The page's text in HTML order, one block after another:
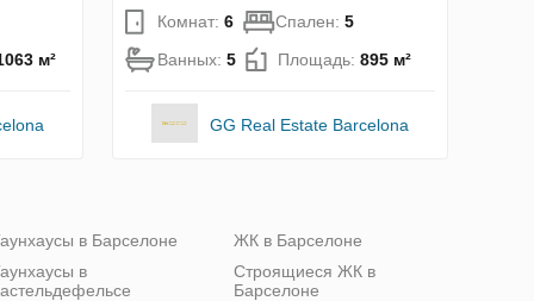
м²
Комнат: 6 Спален: 5
Ванных: 5 Площадь: 895 м²
GG Real Estate Barcelona
в Барселоне
в
ЖК в Барселоне
Строящиеся ЖК в
Барселоне